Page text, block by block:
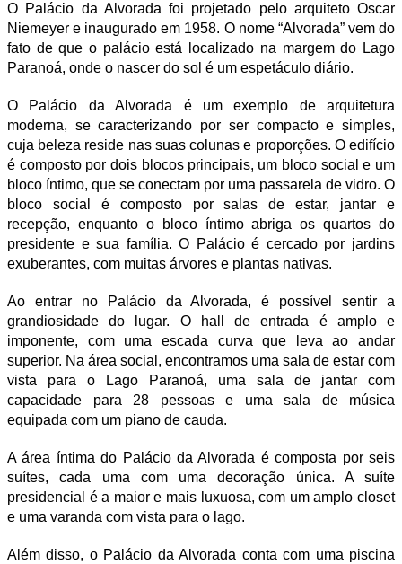
O Palácio da Alvorada foi projetado pelo arquiteto Oscar
Niemeyer e inaugurado em 1958. O nome “Alvorada” vem do
fato de que o palácio está localizado na margem do Lago
Paranoá, onde o nascer do sol é um espetáculo diário.
O Palácio da Alvorada é um exemplo de arquitetura
moderna, se caracterizando por ser compacto e simples,
cuja beleza reside nas suas colunas e proporções. O edifício
é composto por dois blocos principais, um bloco social e um
bloco íntimo, que se conectam por uma passarela de vidro. O
bloco social é composto por salas de estar, jantar e
recepção, enquanto o bloco íntimo abriga os quartos do
presidente e sua família. O Palácio é cercado por jardins
exuberantes, com muitas árvores e plantas nativas.
Ao entrar no Palácio da Alvorada, é possível sentir a
grandiosidade do lugar. O hall de entrada é amplo e
imponente, com uma escada curva que leva ao andar
superior. Na área social, encontramos uma sala de estar com
vista para o Lago Paranoá, uma sala de jantar com
capacidade para 28 pessoas e uma sala de música
equipada com um piano de cauda.
A área íntima do Palácio da Alvorada é composta por seis
suítes, cada uma com uma decoração única. A suíte
presidencial é a maior e mais luxuosa, com um amplo closet
e uma varanda com vista para o lago.
Além disso, o Palácio da Alvorada conta com uma piscina